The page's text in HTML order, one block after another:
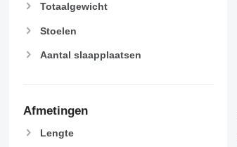
Totaalgewicht
Stoelen
Aantal slaapplaatsen
Afmetingen
Lengte